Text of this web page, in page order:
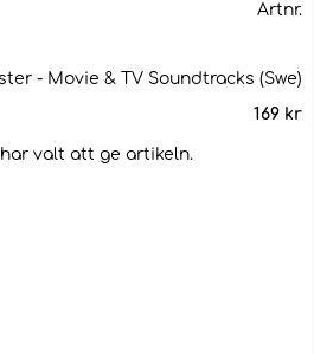
Artnr.
- Movie & TV Soundtracks (Swe)
169 kr
valt att ge artikeln.